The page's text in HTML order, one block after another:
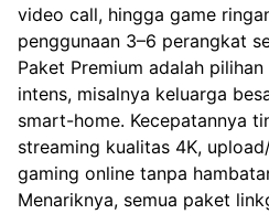
video call, hingga game
penggunaan 3–6 perangkat
Paket Premium adalah
intens, misalnya keluarga
smart-home. Kecepatannya
streaming kualitas 4K,
gaming online tanpa
Menariknya, semua paket